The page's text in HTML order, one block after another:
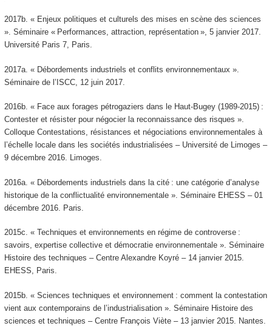
2017b. « Enjeux politiques et culturels des mises en scène des sciences
». Séminaire « Performances, attraction, représentation », 5 janvier 2017.
Université Paris 7, Paris.
2017a. « Débordements industriels et conflits environnementaux ».
Séminaire de l’ISCC, 12 juin 2017.
2016b. « Face aux forages pétrogaziers dans le Haut-Bugey (1989-2015) :
Contester et résister pour négocier la reconnaissance des risques ».
Colloque Contestations, résistances et négociations environnementales à
l’échelle locale dans les sociétés industrialisées – Université de Limoges –
9 décembre 2016. Limoges.
2016a. « Débordements industriels dans la cité : une catégorie d’analyse
historique de la conflictualité environnementale ». Séminaire EHESS – 01
décembre 2016. Paris.
2015c. « Techniques et environnements en régime de controverse :
savoirs, expertise collective et démocratie environnementale ». Séminaire
Histoire des techniques – Centre Alexandre Koyré – 14 janvier 2015.
EHESS, Paris.
2015b. « Sciences techniques et environnement : comment la contestation
vient aux contemporains de l’industrialisation ». Séminaire Histoire des
sciences et techniques – Centre François Viète – 13 janvier 2015. Nantes.